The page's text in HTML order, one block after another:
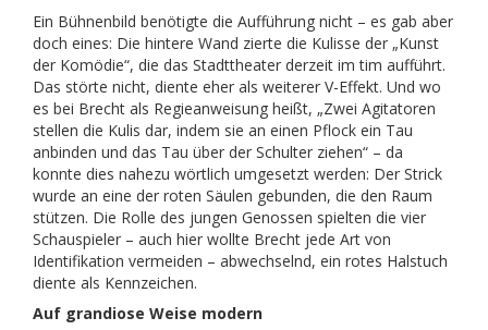
Ein Bühnenbild benötigte die Aufführung nicht – es gab aber
doch eines: Die hintere Wand zierte die Kulisse der „Kunst
der Komödie“, die das Stadttheater derzeit im tim aufführt.
Das störte nicht, diente eher als weiterer V-Effekt. Und wo
es bei Brecht als Regieanweisung heißt, „Zwei Agitatoren
stellen die Kulis dar, indem sie an einen Pflock ein Tau
anbinden und das Tau über der Schulter ziehen“ – da
konnte dies nahezu wörtlich umgesetzt werden: Der Strick
wurde an eine der roten Säulen gebunden, die den Raum
stützen. Die Rolle des jungen Genossen spielten die vier
Schauspieler – auch hier wollte Brecht jede Art von
Identifikation vermeiden – abwechselnd, ein rotes Halstuch
diente als Kenn­zeichen.
Auf grandiose Weise modern